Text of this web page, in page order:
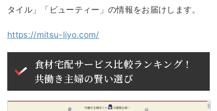
タイル」「ビューティー」の情報をお届けします。
https://mitsu-liyo.com/
食材宅配サービス比較ランキング！
共働き主婦の賢い選び